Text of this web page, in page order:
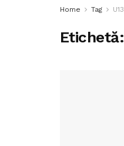
Home Tag U13
Etichetă: